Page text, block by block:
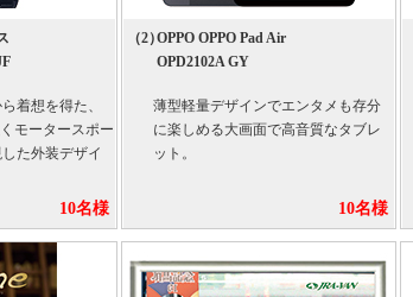
着想を得た、
モータースポー
た外装デザイ
10名様
（2）OPPO OPPO Pad Air
OPD2102A GY
薄型軽量デザインでエンタメも存分
に楽しめる大画面で高音質なタブレ
ット。
10名様